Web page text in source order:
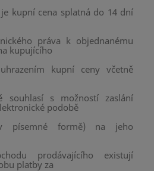
kupní cena splatná do 14 dní
práva k objednanému
kupujícího
kupní ceny včetně
souhlasí s možností zaslání
podobě
písemné formě) na jeho
prodávajícího existují
platby za